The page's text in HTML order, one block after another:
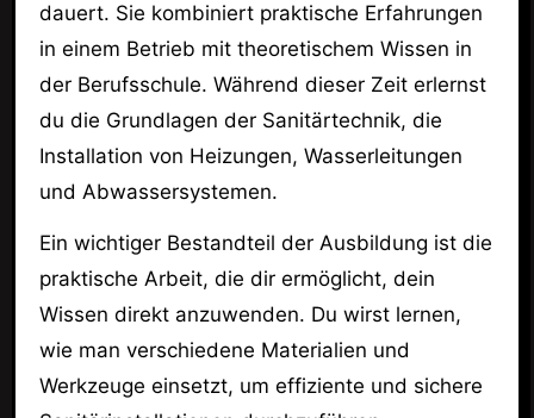
dauert. Sie kombiniert praktische Erfahrungen
in einem Betrieb mit theoretischem Wissen in
der Berufsschule. Während dieser Zeit erlernst
du die Grundlagen der Sanitärtechnik, die
Installation von Heizungen, Wasserleitungen
und Abwassersystemen.
Ein wichtiger Bestandteil der Ausbildung ist die
praktische Arbeit, die dir ermöglicht, dein
Wissen direkt anzuwenden. Du wirst lernen,
wie man verschiedene Materialien und
Werkzeuge einsetzt, um effiziente und sichere